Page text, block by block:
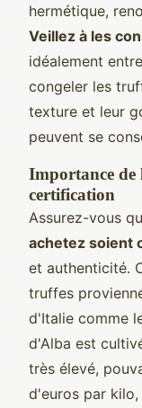
hermétique,
Veillez à les
idéalement
congeler les
texture et leur
peuvent se
Importance de
certification
Assurez-vous
achetez soient
et authenticité.
truffes
d'Italie comme
d'Alba est
très élevé,
d'euros par kilo,